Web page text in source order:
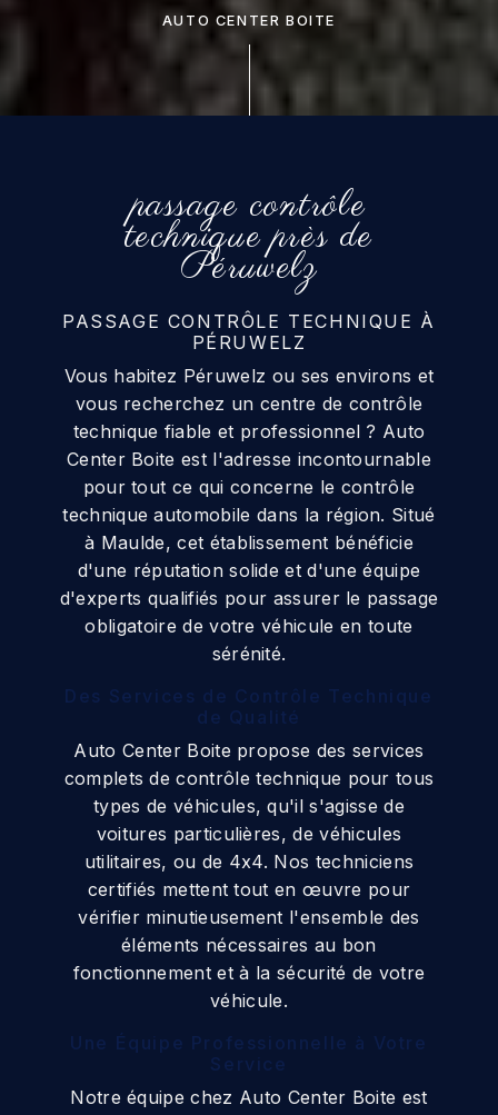
AUTO CENTER BOITE
passage contrôle
technique près de
Péruwelz
PASSAGE CONTRÔLE TECHNIQUE À
PÉRUWELZ
Vous habitez Péruwelz ou ses environs et
vous recherchez un centre de contrôle
technique fiable et professionnel ? Auto
Center Boite est l'adresse incontournable
pour tout ce qui concerne le contrôle
technique automobile dans la région. Situé
à Maulde, cet établissement bénéficie
d'une réputation solide et d'une équipe
d'experts qualifiés pour assurer le passage
obligatoire de votre véhicule en toute
sérénité.
Des Services de Contrôle Technique
de Qualité
Auto Center Boite propose des services
complets de contrôle technique pour tous
types de véhicules, qu'il s'agisse de
voitures particulières, de véhicules
utilitaires, ou de 4x4. Nos techniciens
certifiés mettent tout en œuvre pour
vérifier minutieusement l'ensemble des
éléments nécessaires au bon
fonctionnement et à la sécurité de votre
véhicule.
Une Équipe Professionnelle à Votre
Service
Notre équipe chez Auto Center Boite est